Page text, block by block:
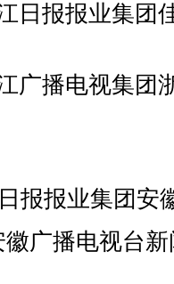
报业集团佳
视集团浙
业集团安徽
播电视台新